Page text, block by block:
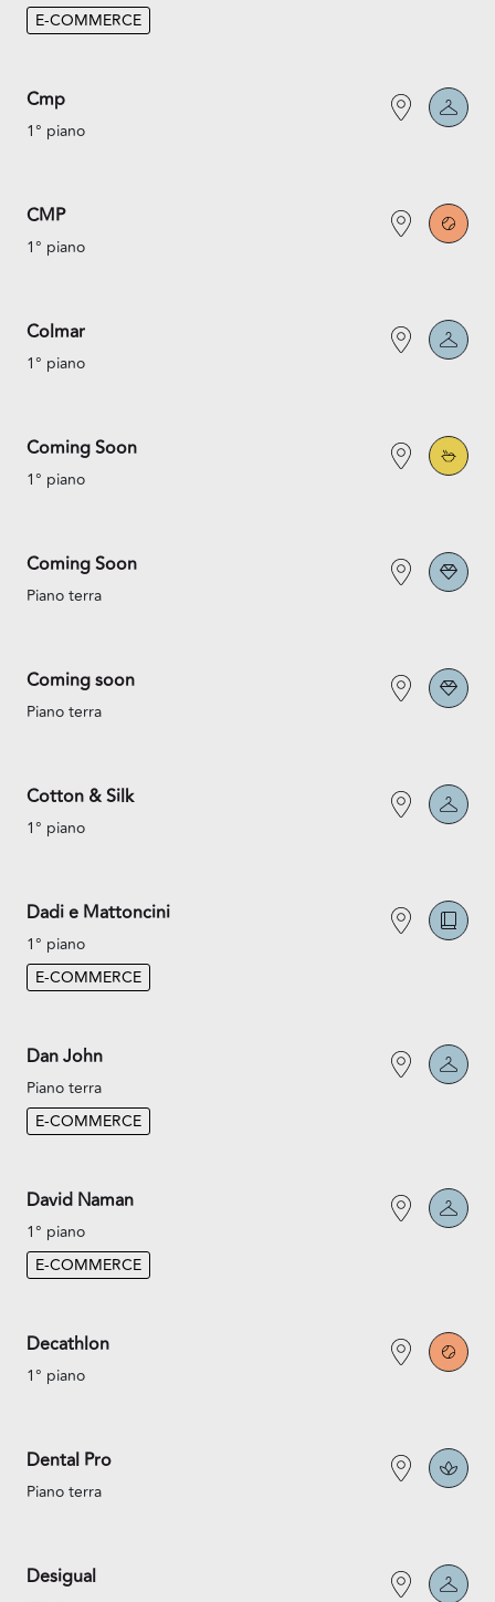
E-COMMERCE
Cmp
1° piano
CMP
1° piano
Colmar
1° piano
Coming Soon
1° piano
Coming Soon
Piano terra
Coming soon
Piano terra
Cotton & Silk
1° piano
Dadi e Mattoncini
1° piano
E-COMMERCE
Dan John
Piano terra
E-COMMERCE
David Naman
1° piano
E-COMMERCE
Decathlon
1° piano
Dental Pro
Piano terra
Desigual